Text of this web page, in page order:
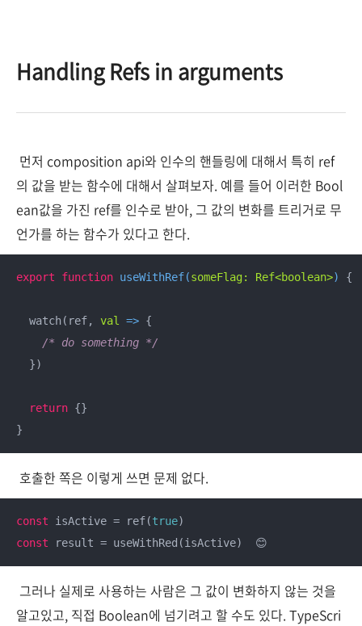
Handling Refs in arguments
먼저 composition api와 인수의 핸들링에 대해서 특히 ref
의 값을 받는 함수에 대해서 살펴보자. 예를 들어 이러한 Bool
ean값을 가진 ref를 인수로 받아, 그 값의 변화를 트리거로 무
언가를 하는 함수가 있다고 한다.
export function useWithRef(someFlag: Ref<boolean>) {
  watch(ref,
val => {
/* do something */
  })
return {}
}
호출한 쪽은 이렇게 쓰면 문제 없다.
const isActive = ref(true
const result = useWithRed(isActive)  😊
그러나 실제로 사용하는 사람은 그 값이 변화하지 않는 것을
알고있고, 직접 Boolean에 넘기려고 할 수도 있다. TypeScri